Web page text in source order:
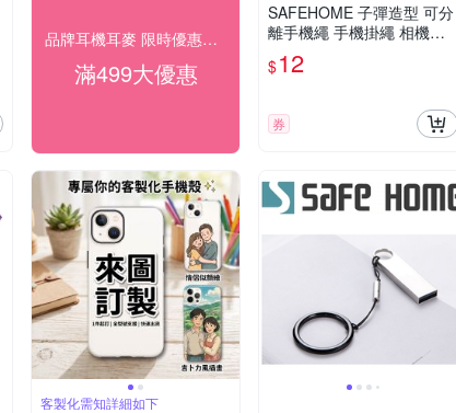
品牌耳機耳麥 限時優惠滿$499出貨
滿499大優惠
SAFEHOME 子彈造型 可分
離手機繩 手機掛繩 相機手
繩 手腕吊繩 手電筒 短掛繩
MP3 MP4 移動電源 用掛繩
$12
券
客製化需知詳細如下